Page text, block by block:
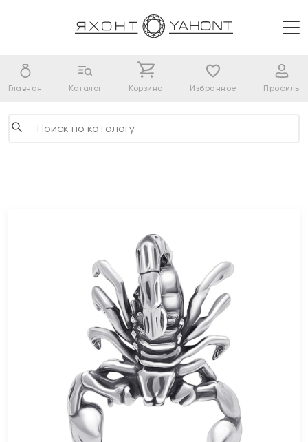
Главная Каталог Корзина Избранное Профиль